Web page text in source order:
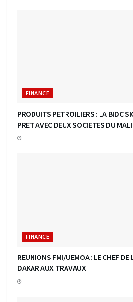
FINANCE
PRODUITS PETROILIERS : LA BIDC
PRET AVEC DEUX SOCIETES DU MALI
FINANCE
REUNIONS FMI/UEMOA : LE CHEF DE
DAKAR AUX TRAVAUX